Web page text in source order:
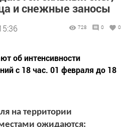
с 18 час. 01 февраля до 18
ожидаются: